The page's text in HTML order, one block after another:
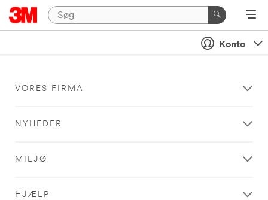
Konto
VORES FIRMA
NYHEDER
MILJØ
HJÆLP